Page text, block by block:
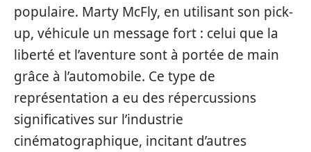
populaire. Marty McFly, en utilisant son pick-
up, véhicule un message fort : celui que la
liberté et l’aventure sont à portée de main
grâce à l’automobile. Ce type de
représentation a eu des répercussions
significatives sur l’industrie
cinématographique, incitant d’autres